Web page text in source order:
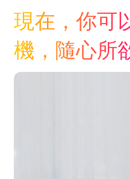
現在，你可
機，隨心所